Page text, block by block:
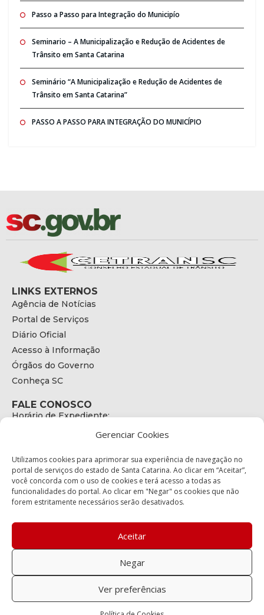
Gerenciar Cookies
Utilizamos cookies para aprimorar sua experiência de navegação no
portal de serviços do estado de Santa Catarina. Ao clicar em “Aceitar”,
você concorda com o uso de cookies e terá acesso a todas as
funcionalidades do portal. Ao clicar em "Negar" os cookies que não
forem estritamente necessários serão desativados.
Aceitar
Negar
Ver preferências
Passo a Passo para Integração do Municipío
Seminario – A Municipalização e Redução de Acidentes de
Trânsito em Santa Catarina
Seminário “A Municipalização e Redução de Acidentes de
Trânsito em Santa Catarina”
PASSO A PASSO PARA INTEGRAÇÃO DO MUNICÍPIO
LINKS EXTERNOS
Agência de Notícias
Portal de Serviços
Diário Oficial
Acesso à Informação
Órgãos do Governo
Conheça SC
FALE CONOSCO
Horário de Expediente:
E-mail:
secretariaexecutiva@cetran.sc.gov.br
ENDEREÇO
Endereço:
Bairro:
Coqueiros, Florianópolis SC
88.080-160
Política de privacidade
Copyright © 2023 Todos os Direitos Reservados SC - Governo de